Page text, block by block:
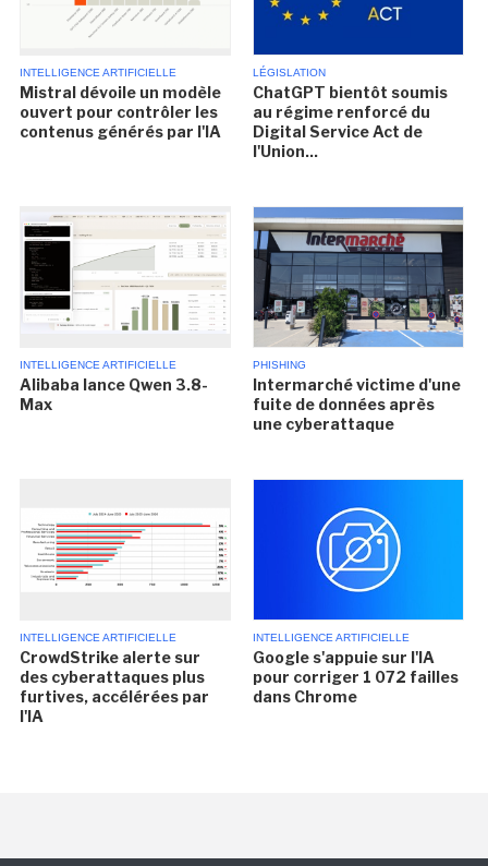
INTELLIGENCE ARTIFICIELLE
Mistral dévoile un modèle
ouvert pour contrôler les
contenus générés par l'IA
LÉGISLATION
ChatGPT bientôt soumis
au régime renforcé du
Digital Service Act de
l'Union...
INTELLIGENCE ARTIFICIELLE
Alibaba lance Qwen 3.8-
Max
PHISHING
Intermarché victime d'une
fuite de données après
une cyberattaque
INTELLIGENCE ARTIFICIELLE
CrowdStrike alerte sur
des cyberattaques plus
furtives, accélérées par
l'IA
INTELLIGENCE ARTIFICIELLE
Google s'appuie sur l'IA
pour corriger 1 072 failles
dans Chrome